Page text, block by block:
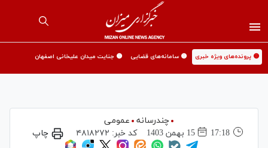
🟡 پرونده‌های ویژه خبری 🟡 سامانه‌های قضایی 🟡 جنایت میدان علیخانی اصفهان
چندرسانه
عمومی
17:18
15 بهمن 1403 کد خبر: ۴۸۱۸۲۷۲ چاپ